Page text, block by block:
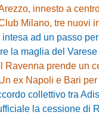
innesto a
Milano, tre nuovi
intesa ad un passo
del Varese deve essere un
Il Ravenna prende un
ex Napoli e Bari
collettivo tra Adise e LND:
la cessione di Rok